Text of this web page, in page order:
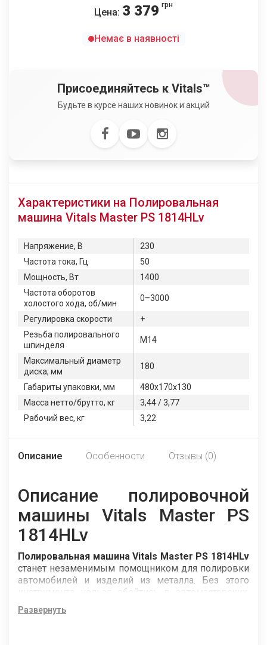
Цена: 3 379 грн
Немає в наявності
Присоединяйтесь к Vitals™
Будьте в курсе наших новинок и акций
Характеристики на Полировальная
машина Vitals Master PS 1814HLv
Напряжение, В
230
Частота тока, Гц
50
Мощность, Вт
1400
Частота оборотов
холостого хода, об/мин
0–3000
Регулировка скорости
+
Резьба полировального
шпинделя
М14
Максимальный диаметр
диска, мм
180
Габариты упаковки, мм
480х170х130
Масса нетто/брутто, кг
3,44 / 3,77
Рабочий вес, кг
3,22
Описание Особенности Отзывы (0)
Описание полировочной
машины Vitals Master PS
1814HLv
Полировальная машина Vitals Master PS 1814HLv
станет незаменимым помощником для полировки
автомобилей и изделий из металла. Без этого
инструмента нельзя обойтись в автомастерских,
где с его помощью эффективно устраняют
царапины и потертости с поверхности кузова,
Развернуть